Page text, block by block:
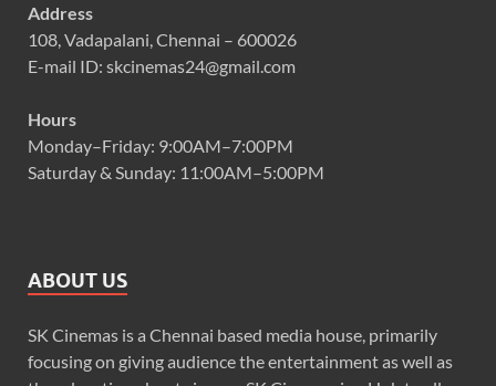
Address
108, Vadapalani, Chennai – 600026
E-mail ID: skcinemas24@gmail.com
Hours
Monday–Friday: 9:00AM–7:00PM
Saturday & Sunday: 11:00AM–5:00PM
ABOUT US
SK Cinemas is a Chennai based media house, primarily
focusing on giving audience the entertainment as well as